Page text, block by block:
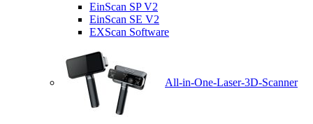
EinScan SP V2
EinScan SE V2
EXScan Software
All-in-One-Laser-3D-Scanner